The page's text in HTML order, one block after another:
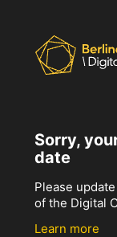
Sorry,
date
Please
of the Digital
Learn more